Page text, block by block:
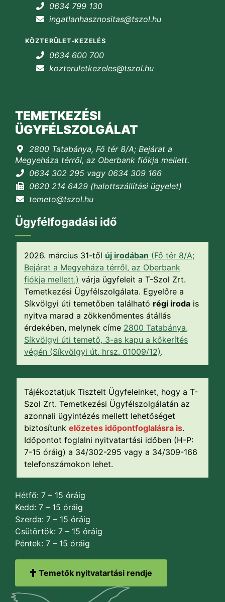
0634 799 130
ingatlanhasznositas@tszol.hu
KÖZTERÜLET-KEZELÉS
0634 600 700
kozteruletkezeles@tszol.hu
TEMETKEZÉSI
ÜGYFÉLSZOLGÁLAT
2800 Tatabánya, Fő tér 8/A; Bejárat a
Megyeháza térről, az Oberbank fiókja mellett.
0634 302 295 vagy 0634 309 166
0620 214 6429 (halottszállítási ügyelet)
temeto@tszol.hu
Ügyfélfogadási idő
2026. március 31-től új irodában (Fő tér 8/A;
Bejárat a Megyeháza térről, az Oberbank
fiókja mellett.) várja ügyfeleit a T-Szol Zrt.
Temetkezési Ügyfélszolgálata. Egyelőre a
Síkvölgyi úti temetőben található régi iroda is
nyitva marad a zökkenőmentes átállás
érdekében, melynek címe 2800 Tatabánya,
Síkvölgyi úti temető, 3-as kapu a kőkerítés
végén (Síkvölgyi út. hrsz. 01009/12).
Tájékoztatjuk Tisztelt Ügyfeleinket, hogy a T-
Szol Zrt. Temetkezési Ügyfélszolgálatán az
azonnali ügyintézés mellett lehetőséget
biztosítunk előzetes időpontfoglalásra is.
Időpontot foglalni nyitvatartási időben (H-P:
7-15 óráig) a 34/302-295 vagy a 34/309-166
telefonszámokon lehet.
Hétfő: 7 – 15 óráig
Kedd: 7 – 15 óráig
Szerda: 7 – 15 óráig
Csütörtök: 7 – 15 óráig
Péntek: 7 – 15 óráig
Temetők nyitvatartási rendje